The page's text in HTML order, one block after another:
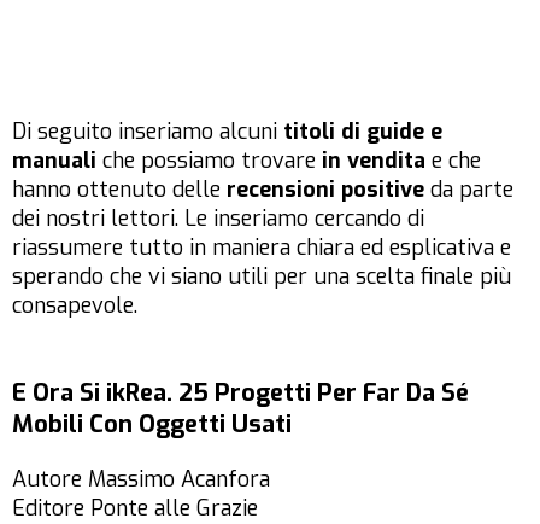
Di seguito inseriamo alcuni titoli di guide e
manuali che possiamo trovare in vendita e che
hanno ottenuto delle recensioni positive da parte
dei nostri lettori. Le inseriamo cercando di
riassumere tutto in maniera chiara ed esplicativa e
sperando che vi siano utili per una scelta finale più
consapevole.
E Ora Si ikRea. 25 Progetti Per Far Da Sé
Mobili Con Oggetti Usati
Autore Massimo Acanfora
Editore Ponte alle Grazie